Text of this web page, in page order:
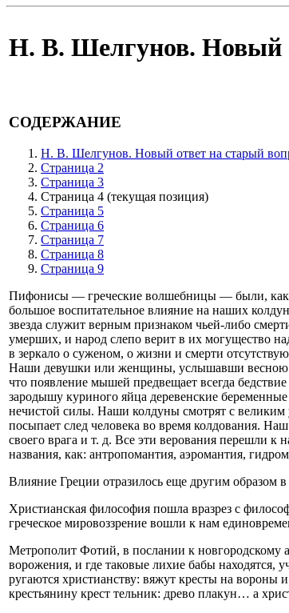
Н. В. Шелгунов. Новый
СОДЕРЖАНИЕ
Н. В. Шелгунов. Новый ответ на старый
Страница 2
Страница 3
Страница 4 (текущая позиция)
Страница 5
Страница 6
Страница 7
Страница 8
Страница 9
Пифонисы — греческие волшебницы — были, как
большое воспитательное влияние на наших
звезда служит верным признаком чьей-либо
умерших, и народ слепо верит в их могущество
в зеркало о суженом, о жизни и смерти
Наши девушки или женщины, услышавши весною
что появление мышей предвещает всегда
зародышу куриного яйца деревенские
нечистой силы. Наши колдуны смотрят с великим
посыпает след человека во время колдования.
своего врага и т. д. Все эти верования перешли к
названия, как: антропомантия, аэромантия,
Влияние Греции отразилось еще другим образом
Христианская философия пошла вразрез с
греческое мировоззрение вошли к нам
Метрополит Фотий, в послании к новгородскому
ворожения, и где таковые лихие бабы находятся,
ругаются христианству: вяжут кресты на вoроны
крестьянину крест тельник: древо плакун… а